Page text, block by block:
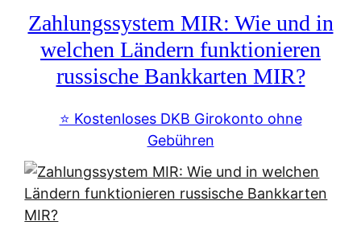
c
h
u
f
-
l
t
Zahlungssystem MIR: Wie und in
welchen Ländern funktionieren
russische Bankkarten MIR?
⭐️ Kostenloses DKB Girokonto ohne
Gebühren